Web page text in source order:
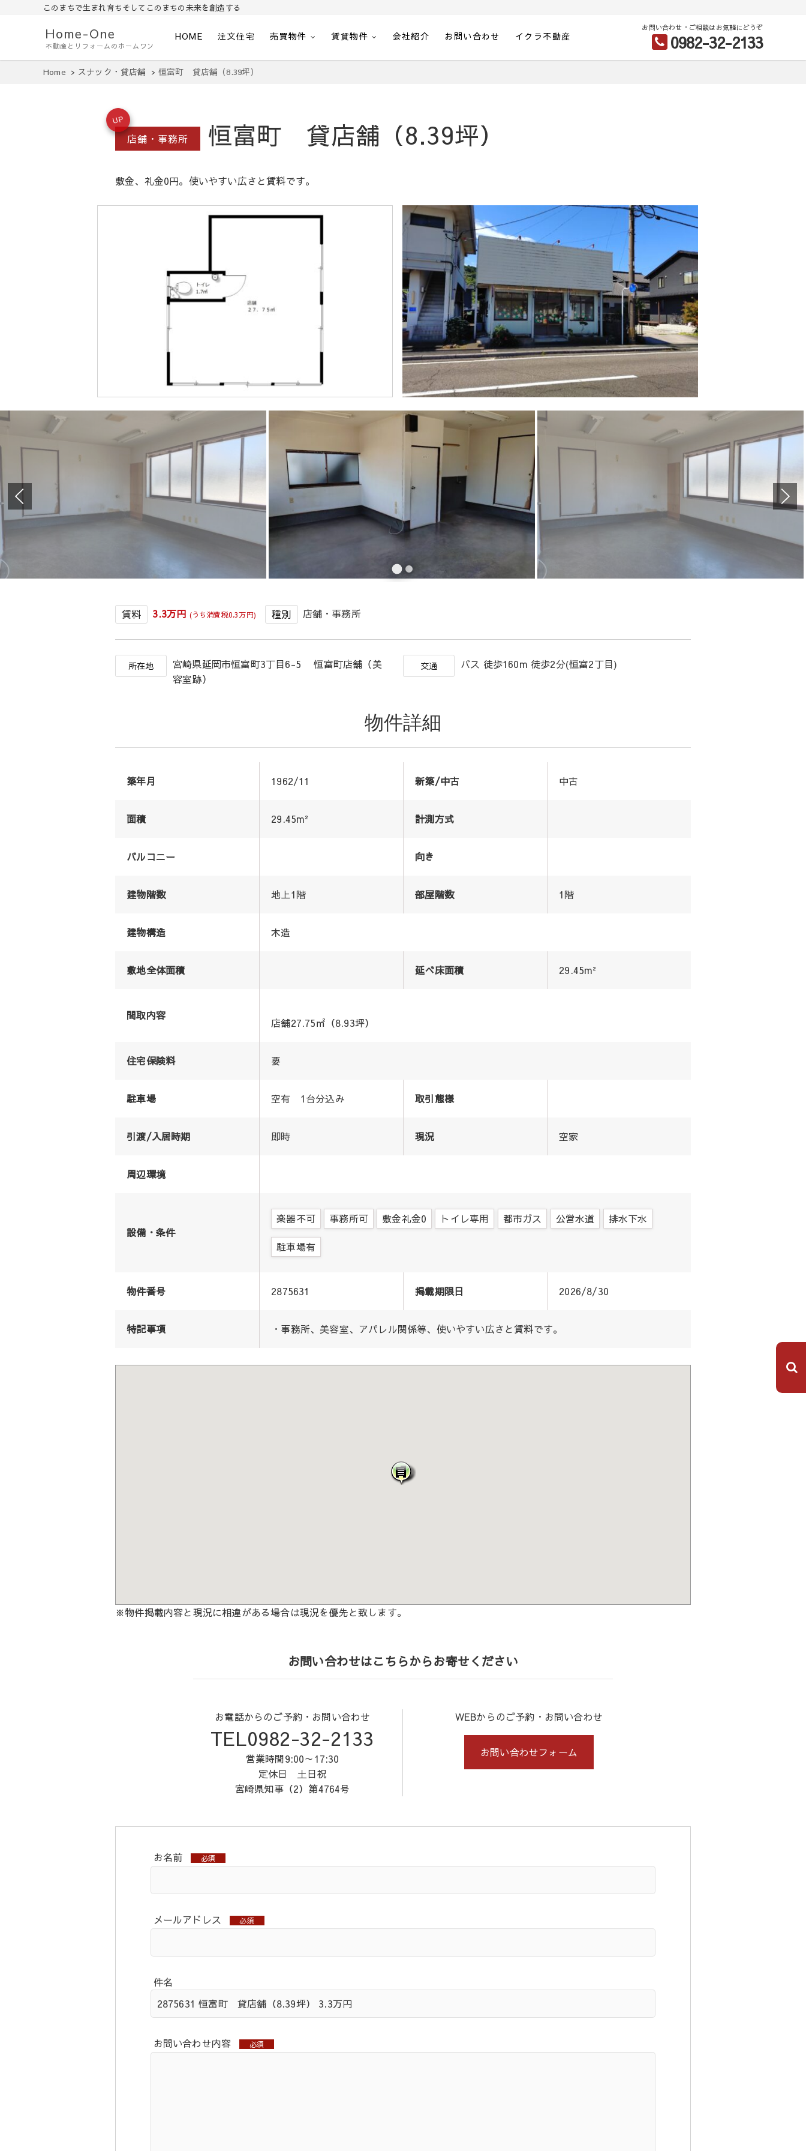
このまちで生まれ育ちそしてこのまちの未来を創造する
Home-One
不動産とリフォームのホームワン
HOME 注文住宅 売買物件 賃貸物件 会社紹介 お問い合わせ イクラ不動産
お問い合わせ・ご相談はお気軽にどうぞ
0982-32-2133
Home スナック・貸店舗 恒富町 貸店舗（8.39坪）
店舗・事務所 恒富町 貸店舗（8.39坪）
UP
敷金、礼金0円。使いやすい広さと賃料です。
賃料 3.3万円 (うち消費税0.3万円) 種別 店舗・事務所
所在地
宮崎県延岡市恒富町3丁目6-5 恒富町店舗（美
容室跡）
交通 バス 徒歩160m 徒歩2分(恒富2丁目)
物件詳細
築年月 1962/11 新築/中古 中古
面積 29.45m² 計測方式
バルコニー 向き
建物階数 地上1階 部屋階数 1階
建物構造 木造
敷地全体面積 延べ床面積 29.45m²
間取内容
店舗27.75㎡（8.93坪）
住宅保険料 要
駐車場 空有 1台分込み 取引態様
引渡/入居時期 即時 現況 空家
周辺環境
設備・条件
楽器不可 事務所可 敷金礼金0 トイレ専用 都市ガス 公営水道 排水下水
駐車場有
物件番号 2875631 掲載期限日 2026/8/30
特記事項 ・事務所、美容室、アパレル関係等、使いやすい広さと賃料です。
※物件掲載内容と現況に相違がある場合は現況を優先と致します。
お問い合わせはこちらからお寄せください
お電話からのご予約・お問い合わせ
TEL0982-32-2133
営業時間9:00～17:30
定休日 土日祝
宮崎県知事（2）第4764号
WEBからのご予約・お問い合わせ
お問い合わせフォーム
お名前 必須
メールアドレス 必須
件名
お問い合わせ内容 必須